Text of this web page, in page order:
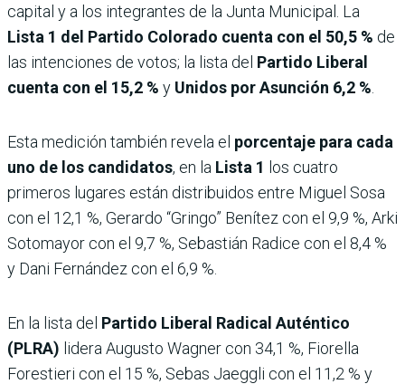
capital y a los integrantes de la Junta Municipal. La
Lista 1 del Partido Colorado cuenta con el 50,5 % de
las intenciones de votos; la lista del Partido Liberal
cuenta con el 15,2 % y Unidos por Asunción 6,2 %
Esta medición también revela el porcentaje para cada
uno de los candidatos, en la Lista 1 los cuatro
primeros lugares están distribuidos entre Miguel Sosa
con el 12,1 %, Gerardo “Gringo” Benítez con el 9,9 %, Arki
Sotomayor con el 9,7 %, Sebastián Radice con el 8,4 %
y Dani Fernández con el 6,9 %.
En la lista del Partido Liberal Radical Auténtico
(PLRA) lidera Augusto Wagner con 34,1 %, Fiorella
Forestieri con el 15 %, Sebas Jaeggli con el 11,2 % y